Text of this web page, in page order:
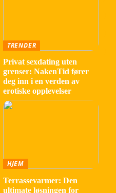
TRENDER
Privat sexdating uten
grenser: NakenTid fører
deg inn i en verden av
erotiske opplevelser
HJEM
Terrassevarmer: Den
ultimate løsningen for